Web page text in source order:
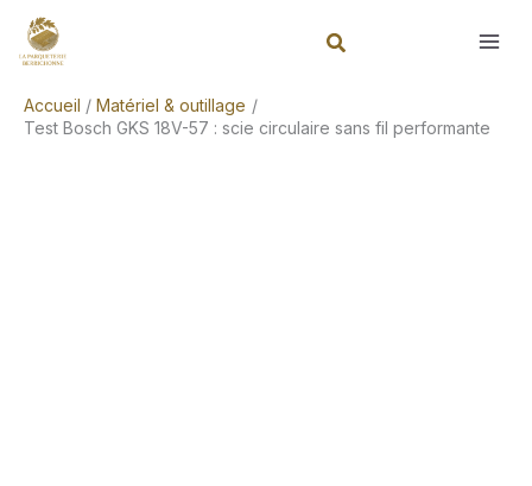
Accueil
Matériel & outillage
Test Bosch GKS 18V-57 : scie circulaire sans fil performante
Rechercher